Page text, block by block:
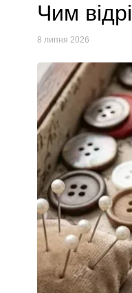
Чим
8 липня 2026